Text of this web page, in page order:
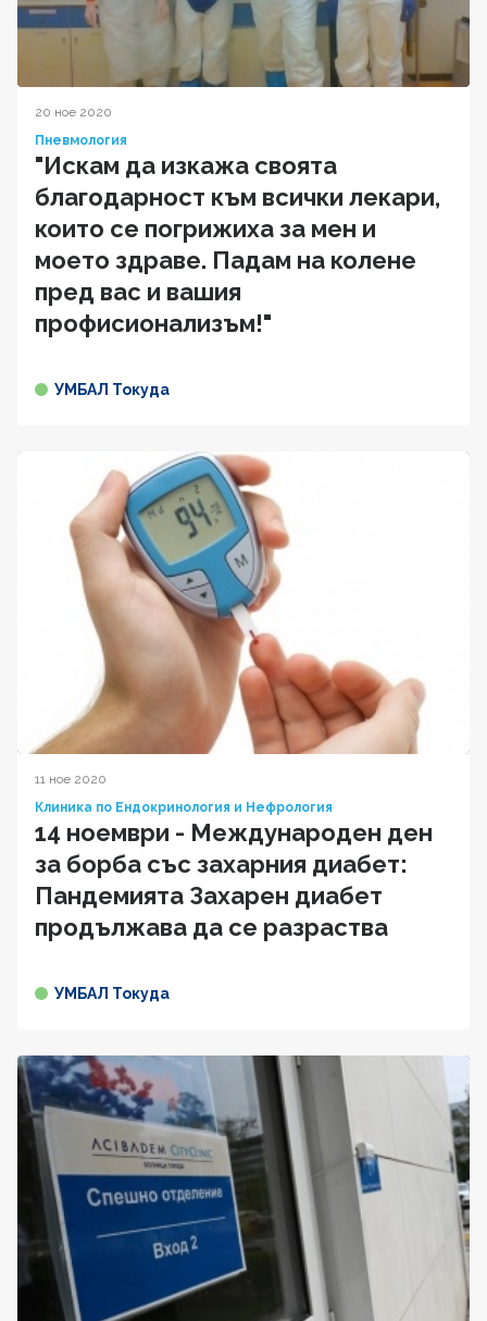
20 ное 2020
Пневмология
"Искам да изкажа своята
благодарност към всички лекари,
които се погрижиха за мен и
моето здраве. Падам на колене
пред вас и вашия
профисионализъм!"
УМБАЛ Токуда
11 ное 2020
Клиника по Ендокринология и Нефрология
14 ноември - Международен ден
за борба със захарния диабет:
Пандемията Захарен диабет
продължава да се разраства
УМБАЛ Токуда